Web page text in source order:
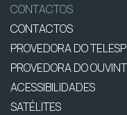
CONTACTOS
CONTACTOS
PROVEDORA DO
PROVEDORA DO
ACESSIBILIDADES
SATÉLITES